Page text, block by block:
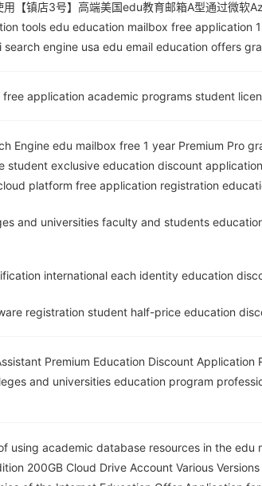
【镇店3号】高端美国edu教育邮箱A型通过微软
tools edu education mailbox free application
engine usa edu email education offers
application academic programs student
Engine edu mailbox free 1 year Premium Pro
student exclusive education discount
platform free application registration
and universities faculty and students
international each identity education
registration student half-price education
Premium Education Discount Application
and universities education program
using academic database resources in the
200GB Cloud Drive Account Various